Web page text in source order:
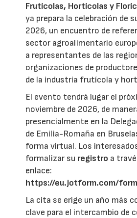
Frutícolas, Hortícolas y
ya prepara la celebración de
2026, un encuentro de
sector agroalimentario
a representantes de las
organizaciones de
de la industria frutícola y
El evento tendrá lugar el
noviembre de 2026, de
presencialmente en la
de Emilia-Romaña en
forma virtual. Los
formalizar su registro a
enlace:
https://eu.jotform.com/
La cita se erige un año más
clave para el intercambio de